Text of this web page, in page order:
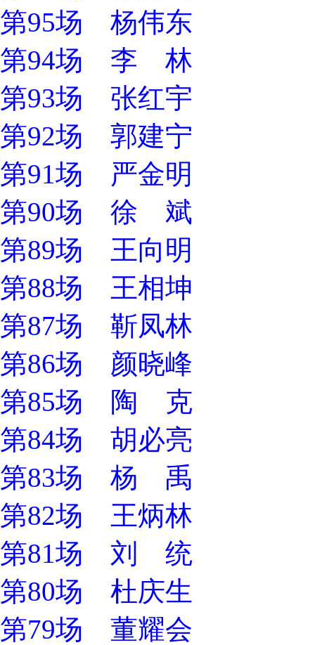
第95场 杨伟东
第94场 李 林
第93场 张红宇
第92场 郭建宁
第91场 严金明
第90场 徐 斌
第89场 王向明
第88场 王相坤
第87场 靳凤林
第86场 颜晓峰
第85场 陶 克
第84场 胡必亮
第83场 杨 禹
第82场 王炳林
第81场 刘 统
第80场 杜庆生
第79场 董耀会